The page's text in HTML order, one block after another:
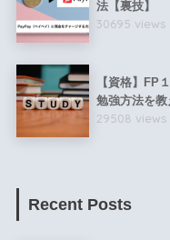
法【裏技】
30695 views
【資格】FP
勉強方法を教
29508 views
Recent Posts